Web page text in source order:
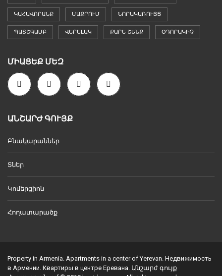
ԿԱՀԱՎՈՐԱՆՔ ՄԱՔՐՈՒՄ ՆՈՐԱԿԱՌՈՒՅՑ
ՊԱՏՇԳԱՄԲ ՎԵՐԵԼԱԿ ՔԱՐԵ ՇԵՆՔ ՕԴՈՐԱԿԻՉ
ՄԻԱՑԵՔ ՄԵԶ
ԱՆՇԱՐԺ ԳՈՒՅՔ
Բնակարաններ
Տներ
Կոմերցիոն
Հողատարածք
Property in Armenia. Apartments in a center of Yerevan. Недвижимость
в Армении. Квартиры в центре Еревана. Անշարժ գույք